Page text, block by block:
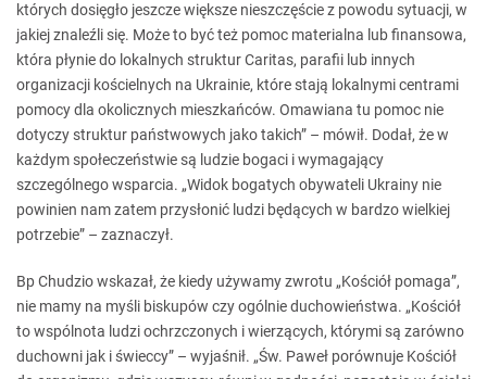
których dosięgło jeszcze większe nieszczęście z powodu sytuacji, w
jakiej znaleźli się. Może to być też pomoc materialna lub finansowa,
która płynie do lokalnych struktur Caritas, parafii lub innych
organizacji kościelnych na Ukrainie, które stają lokalnymi centrami
pomocy dla okolicznych mieszkańców. Omawiana tu pomoc nie
dotyczy struktur państwowych jako takich” – mówił. Dodał, że w
każdym społeczeństwie są ludzie bogaci i wymagający
szczególnego wsparcia. „Widok bogatych obywateli Ukrainy nie
powinien nam zatem przysłonić ludzi będących w bardzo wielkiej
potrzebie” – zaznaczył.
Bp Chudzio wskazał, że kiedy używamy zwrotu „Kościół pomaga”,
nie mamy na myśli biskupów czy ogólnie duchowieństwa. „Kościół
to wspólnota ludzi ochrzczonych i wierzących, którymi są zarówno
duchowni jak i świeccy” – wyjaśnił. „Św. Paweł porównuje Kościół